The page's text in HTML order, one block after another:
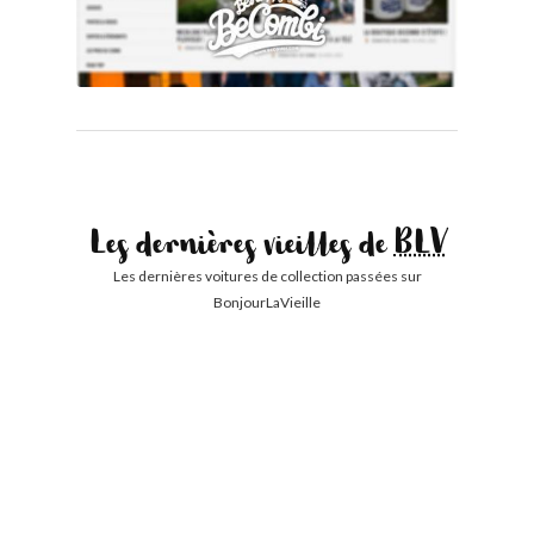
Les dernières vieilles deBLV
Les dernières voitures de collection passées sur
BonjourLaVieille